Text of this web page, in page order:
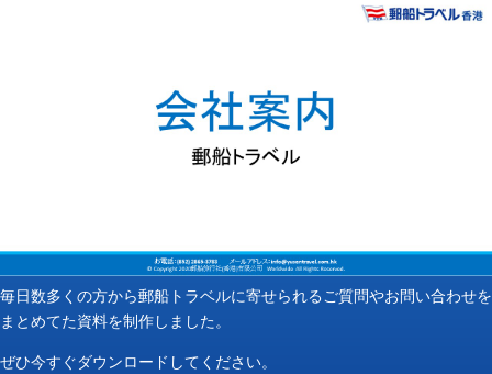
毎日数多くの方から郵船トラベルに寄せられるご質問やお問い合わせを
まとめてた資料を制作しました。
ぜひ今すぐダウンロードしてください。